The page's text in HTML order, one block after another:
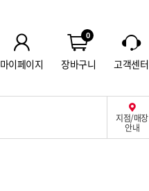
마이페이지
0
장바구니 고객센터
지점/매장
안내